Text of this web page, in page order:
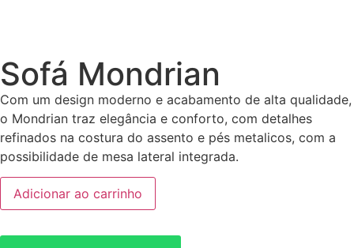
Sofá Mondrian
Com um design moderno e acabamento de alta qualidade,
o Mondrian traz elegância e conforto, com detalhes
refinados na costura do assento e pés metalicos, com a
possibilidade de mesa lateral integrada.
Adicionar ao carrinho